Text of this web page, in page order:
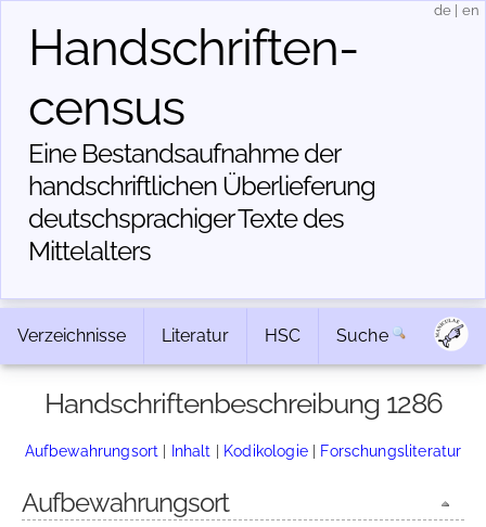
Handschriften­
census
Eine Bestandsaufnahme der
handschriftlichen Über­lieferung
deutschsprachiger Texte des
Mittelalters
de en
Verzeichnisse Literatur HSC Suche
Handschriftenbeschreibung 1286
Aufbewahrungsort | Inhalt | Kodikologie| Forschungsliteratur
Aufbewahrungsort